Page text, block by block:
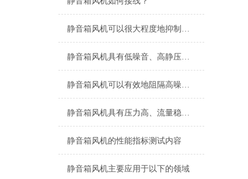
静音箱风机可以很大程度地抑制机械噪声延伸性
静音箱风机具有低噪音、高静压等特点
静音箱风机可以有效地阻隔高噪声设备噪声的外传
静音箱风机具有压力高、流量稳和噪声低的特点
静音箱风机的性能指标测试内容
静音箱风机主要应用于以下的领域